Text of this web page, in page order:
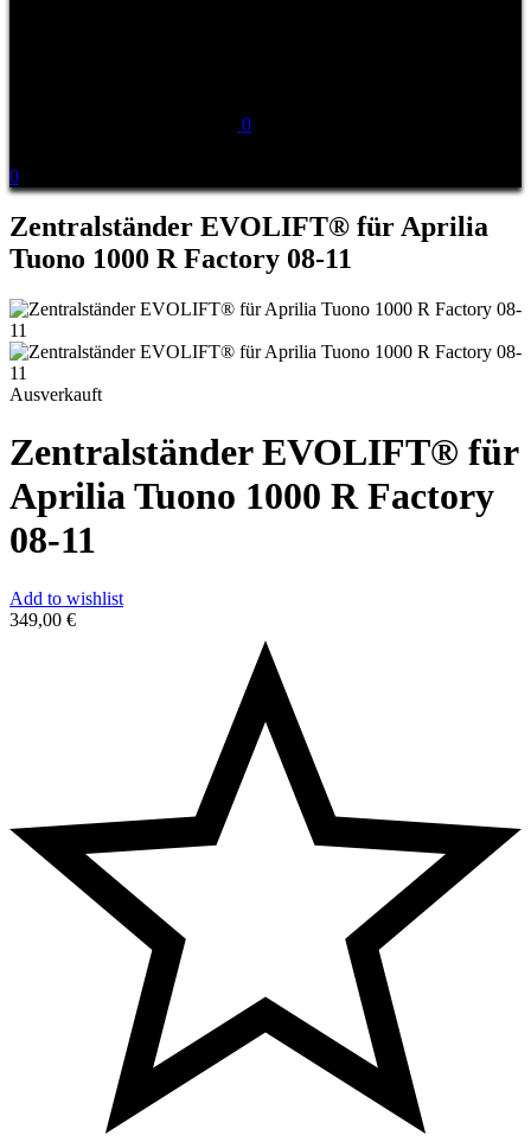
0
0
Zentralständer EVOLIFT® für Aprilia
Tuono 1000 R Factory 08-11
Ausverkauft
Zentralständer EVOLIFT® für
Aprilia Tuono 1000 R Factory
08-11
Add to wishlist
349,00 €